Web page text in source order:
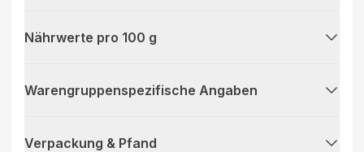
Nährwerte pro 100 g
Warengruppenspezifische Angaben
Verpackung & Pfand